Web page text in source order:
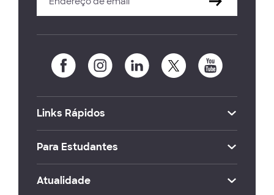
Links Rápidos
Para Estudantes
Atualidade